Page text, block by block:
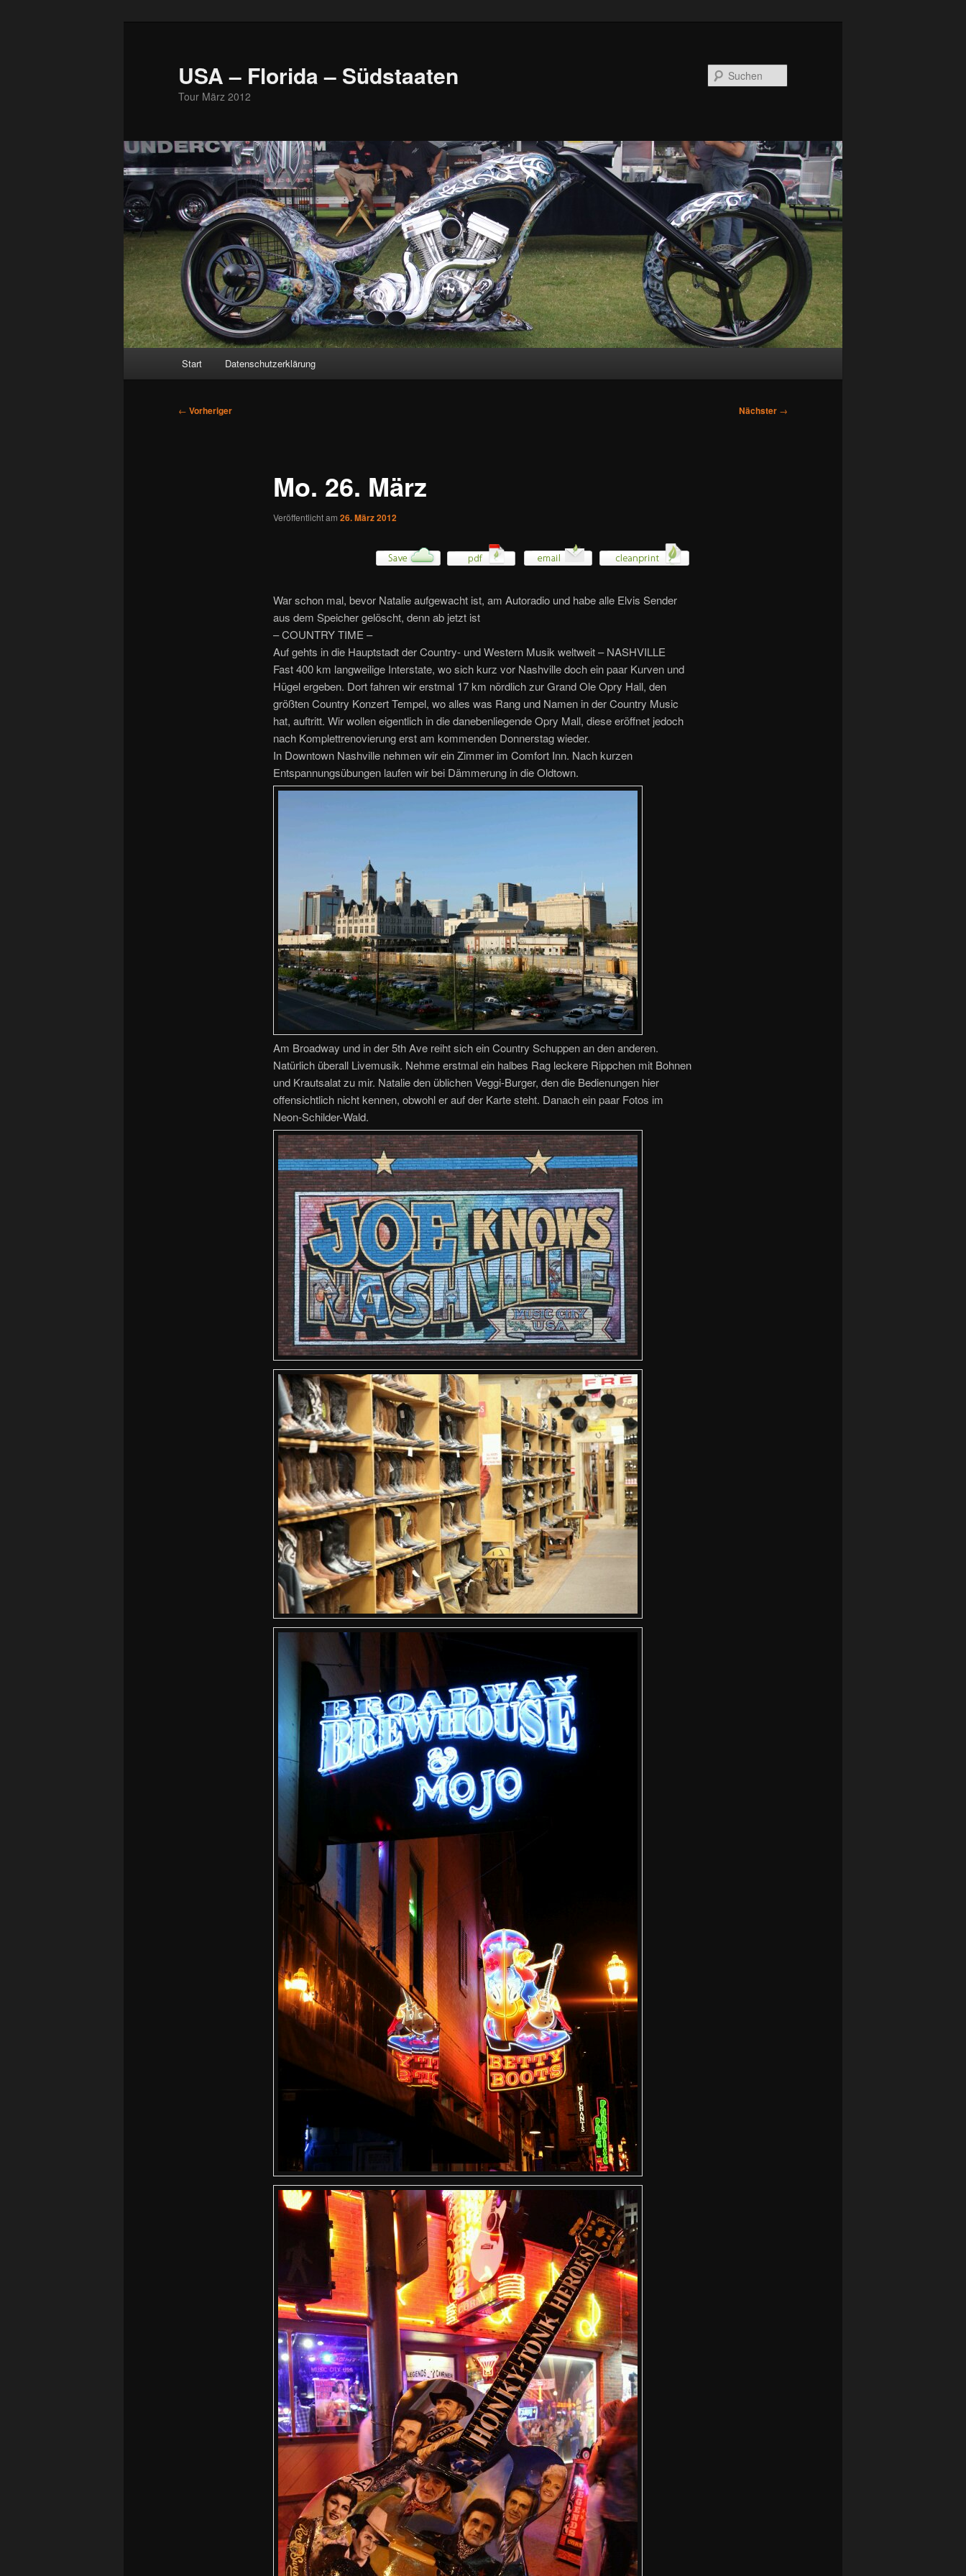
USA – Florida – Südstaaten
Tour März 2012
Start Datenschutzerklärung
Beitragsnavigation
← Vorheriger Nächster →
Mo. 26. März
Veröffentlicht am 26. März 2012
War schon mal, bevor Natalie aufgewacht ist, am Autoradio und habe alle Elvis Sender
aus dem Speicher gelöscht, denn ab jetzt ist
– COUNTRY TIME –
Auf gehts in die Hauptstadt der Country- und Western Musik weltweit – NASHVILLE
Fast 400 km langweilige Interstate, wo sich kurz vor Nashville doch ein paar Kurven und
Hügel ergeben. Dort fahren wir erstmal 17 km nördlich zur Grand Ole Opry Hall, den
größten Country Konzert Tempel, wo alles was Rang und Namen in der Country Music
hat, auftritt. Wir wollen eigentlich in die danebenliegende Opry Mall, diese eröffnet jedoch
nach Komplettrenovierung erst am kommenden Donnerstag wieder.
In Downtown Nashville nehmen wir ein Zimmer im Comfort Inn. Nach kurzen
Entspannungsübungen laufen wir bei Dämmerung in die Oldtown.
Am Broadway und in der 5th Ave reiht sich ein Country Schuppen an den anderen.
Natürlich überall Livemusik. Nehme erstmal ein halbes Rag leckere Rippchen mit Bohnen
und Krautsalat zu mir. Natalie den üblichen Veggi-Burger, den die Bedienungen hier
offensichtlich nicht kennen, obwohl er auf der Karte steht. Danach ein paar Fotos im
Neon-Schilder-Wald.